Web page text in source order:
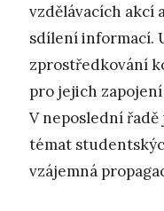
vzdělávacích akcí
sdílení informací.
zprostředkování
pro jejich
V neposlední
témat
vzájemná